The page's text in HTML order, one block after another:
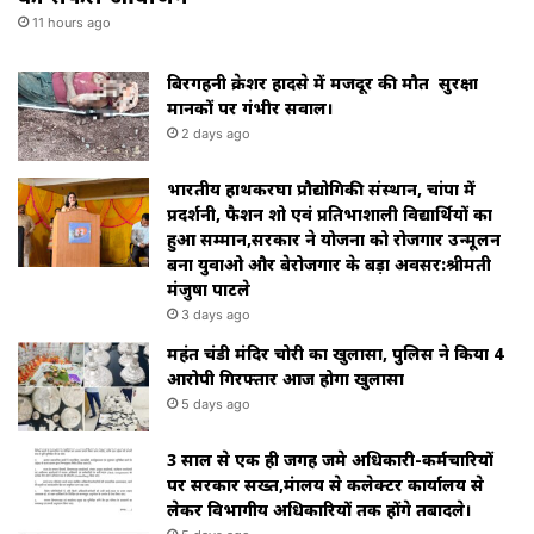
11 hours ago
बिरगहनी क्रेशर हादसे में मजदूर की मौत सुरक्षा
मानकों पर गंभीर सवाल।
2 days ago
भारतीय हाथकरघा प्रौद्योगिकी संस्थान, चांपा में
प्रदर्शनी, फैशन शो एवं प्रतिभाशाली विद्यार्थियों का
हुआ सम्मान,सरकार ने योजना को रोजगार उन्मूलन
बना युवाओ और बेरोजगार के बड़ा अवसर:श्रीमती
मंजुषा पाटले
3 days ago
महंत चंडी मंदिर चोरी का खुलासा, पुलिस ने किया 4
आरोपी गिरफ्तार आज होगा खुलासा
5 days ago
3 साल से एक ही जगह जमे अधिकारी-कर्मचारियों
पर सरकार सख्त,मंत्रालय से कलेक्टर कार्यालय से
लेकर विभागीय अधिकारियों तक होंगे तबादले।